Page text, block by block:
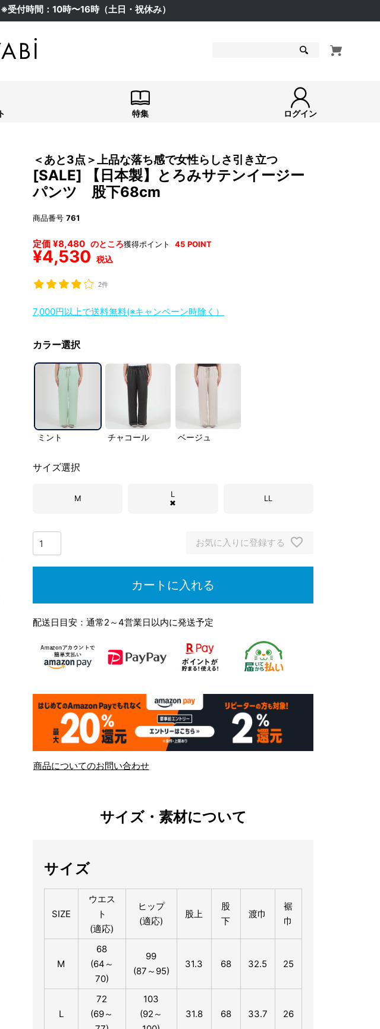
※受付時間：10時〜16時（土日・祝休み）
特集 ログイン
＜あと3点＞上品な落ち感で女性らしさ引き立つ
[SALE] 【日本製】とろみサテンイージー
パンツ 股下68cm
商品番号 761
定価 ¥8,480 のところ
¥4,530 税込
獲得ポイント 45 POINT
2件
7,000円以上で送料無料(※キャンペーン時除く）
カラー選択
ミント チャコール ベージュ
サイズ選択
M
L
✖
LL
お気に入りに登録する
カートに入れる
配送日目安：通常2～4営業日以内に発送予定
商品についてのお問い合わせ
サイズ・素材について
サイズ
SIZE
ウエス
ト
(適応)
ヒップ
(適応)
股上
股
下
渡巾
裾
巾
M
68
(64～
70)
99
(87～95)
31.3 68 32.5 25
L
72
(69～
103
(92～
31.8 68 33.7 26